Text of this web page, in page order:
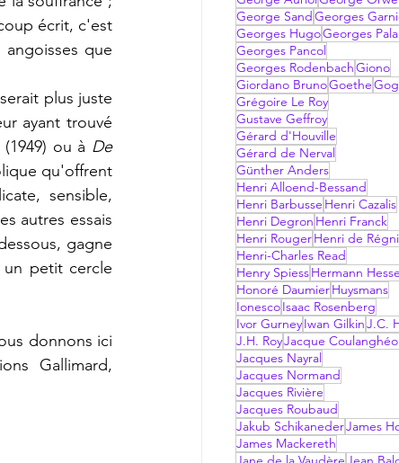
écrit, c'est
que
plus juste
ayant trouvé
(1949) ou à De
qu'offrent
sensible,
autres essais
gagne
petit cercle
donnons ici
Gallimard,
George Sand Georges
Georges HugoGeorges
Georges Pancol
Georges RodenbachGiono
Giordano BrunoGoethe
Grégoire Le Roy
Gustave Geffroy
Gérard d'Houville
Gérard de Nerval
Günther Anders
Henri Alloend-Bessand
Henri Barbusse Henri Cazalis
Henri Degron Henri Franck
Henri RougerHenri de
Henri-Charles Read
Henry SpiessHermann
Honoré DaumierHuysmans
IonescoIsaac Rosenberg
Ivor GurneyIwan GilkinJ.C.
J.H. RoyJacque
Jacques Nayral
Jacques Normand
Jacques Rivière
Jacques Roubaud
Jakub SchikanederJames
James Mackereth